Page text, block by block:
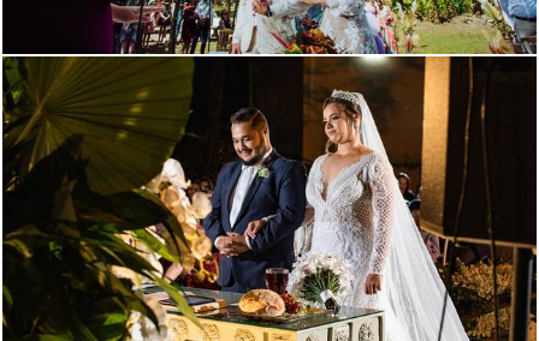
3710 57